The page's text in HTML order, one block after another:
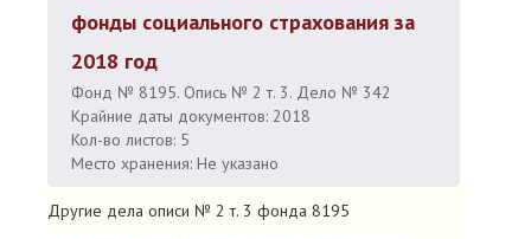
фонды социального страхования за
2018 год
Фонд № 8195. Опись № 2 т. 3. Дело № 342
Крайние даты документов: 2018
Кол-во листов: 5
Место хранения: Не указано
Другие дела описи № 2 т. 3 фонда 8195